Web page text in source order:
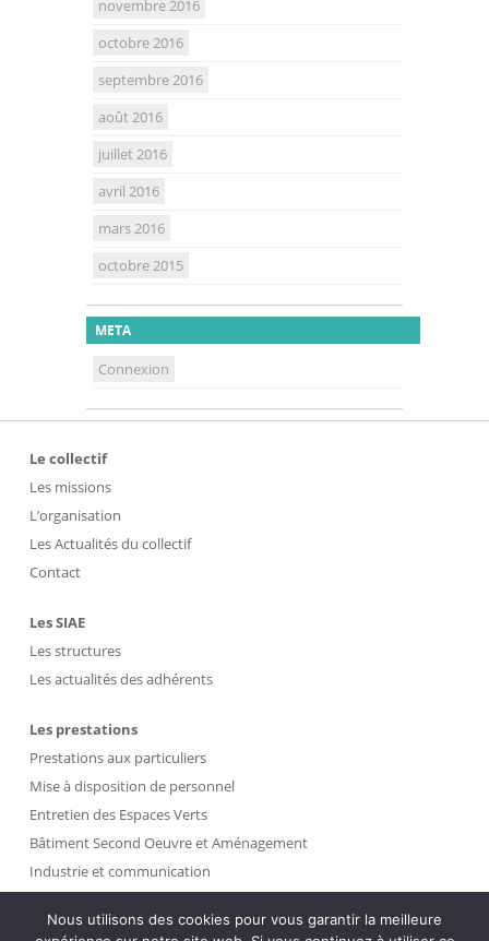
novembre 2016
octobre 2016
septembre 2016
août 2016
juillet 2016
avril 2016
mars 2016
octobre 2015
META
Connexion
Le collectif
Les missions
L’organisation
Les Actualités du collectif
Contact
Les SIAE
Les structures
Les actualités des adhérents
Les prestations
Prestations aux particuliers
Mise à disposition de personnel
Entretien des Espaces Verts
Bâtiment Second Oeuvre et Aménagement
Industrie et communication
Nous utilisons des cookies pour vous garantir la meilleure